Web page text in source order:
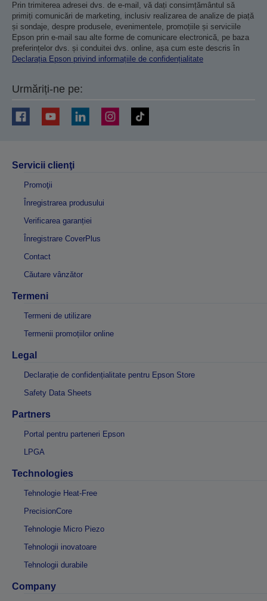
Prin trimiterea adresei dvs. de e-mail, vă dați consimțământul să
primiți comunicări de marketing, inclusiv realizarea de analize de piață
și sondaje, despre produsele, evenimentele, promoțiile și serviciile
Epson prin e-mail sau alte forme de comunicare electronică, pe baza
preferințelor dvs. și conduitei dvs. online, așa cum este descris în
Declarația Epson privind informațiile de confidențialitate
Urmăriți-ne pe:
Servicii clienţi
Promoţii
Înregistrarea produsului
Verificarea garanției
Înregistrare CoverPlus
Contact
Căutare vânzător
Termeni
Termeni de utilizare
Termenii promoțiilor online
Legal
Declarație de confidențialitate pentru Epson Store
Safety Data Sheets
Partners
Portal pentru parteneri Epson
LPGA
Technologies
Tehnologie Heat-Free
PrecisionCore
Tehnologie Micro Piezo
Tehnologii inovatoare
Tehnologii durabile
Company